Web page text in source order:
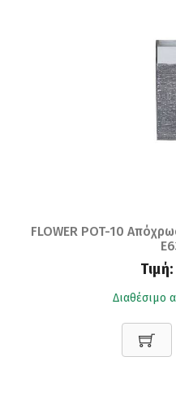
FLOWER POT-10
Τιμή:
Διαθέσιμο